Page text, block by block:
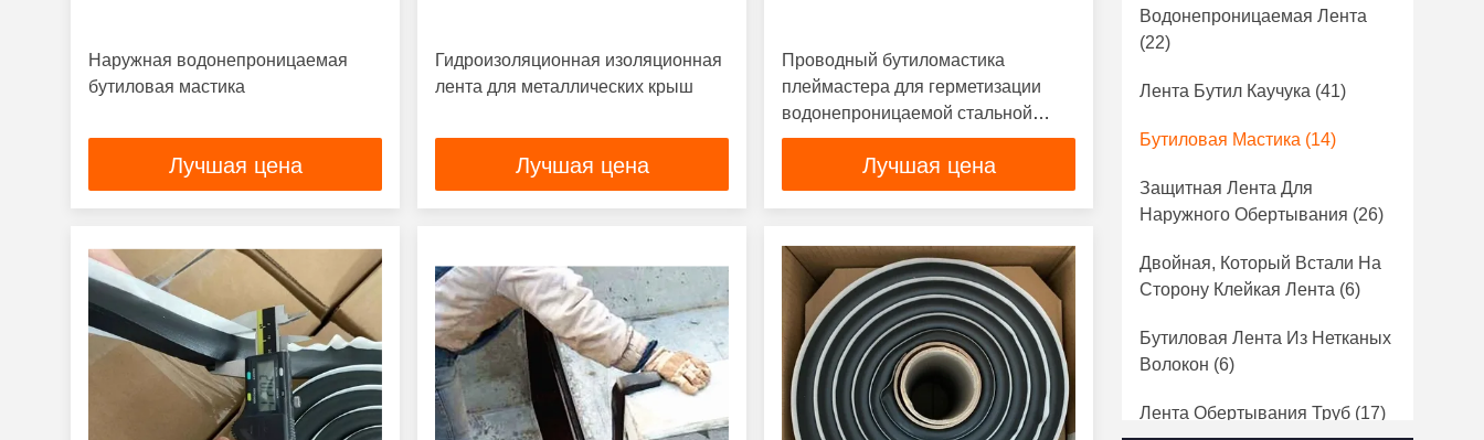
Наружная водонепроницаемая
бутиловая мастика
Лучшая цена
Гидроизоляционная изоляционная
лента для металлических крыш
Лучшая цена
Проводный бутиломастика
плеймастера для герметизации
водонепроницаемой стальной
конструкции
Лучшая цена
Водонепроницаемая Лента
(22)
Лента Бутил Каучука (41)
Бутиловая Мастика (14)
Защитная Лента Для
Наружного Обертывания (26)
Двойная, Который Встали На
Сторону Клейкая Лента (6)
Бутиловая Лента Из Нетканых
Волокон (6)
Лента Обертывания Труб (17)